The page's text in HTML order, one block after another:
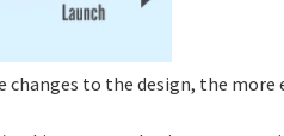
changes to the design, the more